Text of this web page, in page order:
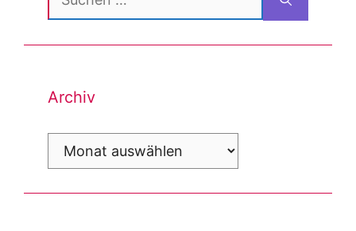
nach:
Archiv
Archiv